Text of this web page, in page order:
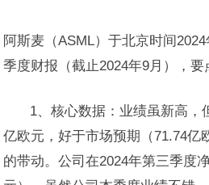
阿斯麦（ASML）于北京时间
季度财报（截止2024年9月），要
1、核心数据：业绩虽新高，
亿欧元，好于市场预期（71.74亿
的带动。公司在2024年第三季度